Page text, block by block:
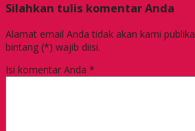
Silahkan tulis komentar Anda
Alamat email Anda tidak akan kami
bintang (*) wajib diisi.
Isi komentar Anda *